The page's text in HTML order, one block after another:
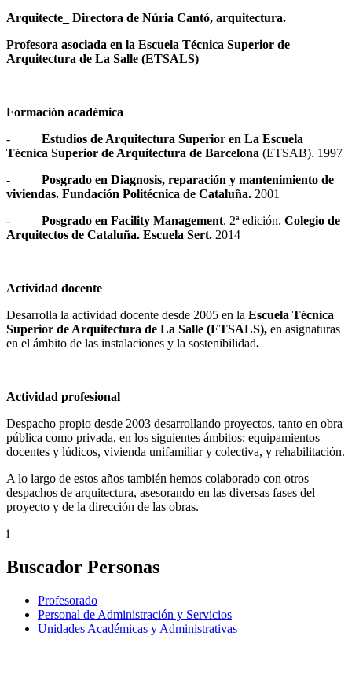
Arquitecte_ Directora de Núria Cantó, arquitectura.
Profesora asociada en la Escuela Técnica Superior de
Arquitectura de La Salle (ETSALS)
Formación académica
- Estudios de Arquitectura Superior en La Escuela
Técnica Superior de Arquitectura de Barcelona (ETSAB). 1997
- Posgrado en Diagnosis, reparación y mantenimiento de
viviendas. Fundación Politécnica de Cataluña. 2001
- Posgrado en Facility Management. 2ª edición. Colegio de
Arquitectos de Cataluña. Escuela Sert. 2014
Actividad docente
Desarrolla la actividad docente desde 2005 en la Escuela Técnica
Superior de Arquitectura de La Salle (ETSALS), en asignaturas
en el ámbito de las instalaciones y la sostenibilidad.
Actividad profesional
Despacho propio desde 2003 desarrollando proyectos, tanto en obra
pública como privada, en los siguientes ámbitos: equipamientos
docentes y lúdicos, vivienda unifamiliar y colectiva, y rehabilitación.
A lo largo de estos años también hemos colaborado con otros
despachos de arquitectura, asesorando en las diversas fases del
proyecto y de la dirección de las obras.
i
Buscador Personas
Profesorado
Personal de Administración y Servicios
Unidades Académicas y Administrativas